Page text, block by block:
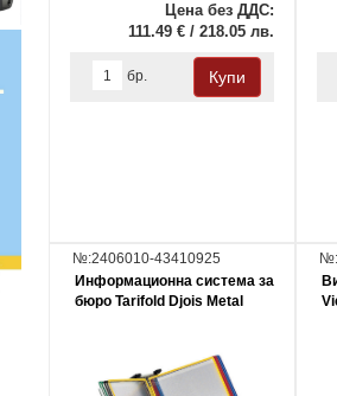
Цена без ДДС:
111.49 € / 218.05 лв.
бр.
№:2406010-43410925
Информационна система за
бюро Tarifold Djois Metal